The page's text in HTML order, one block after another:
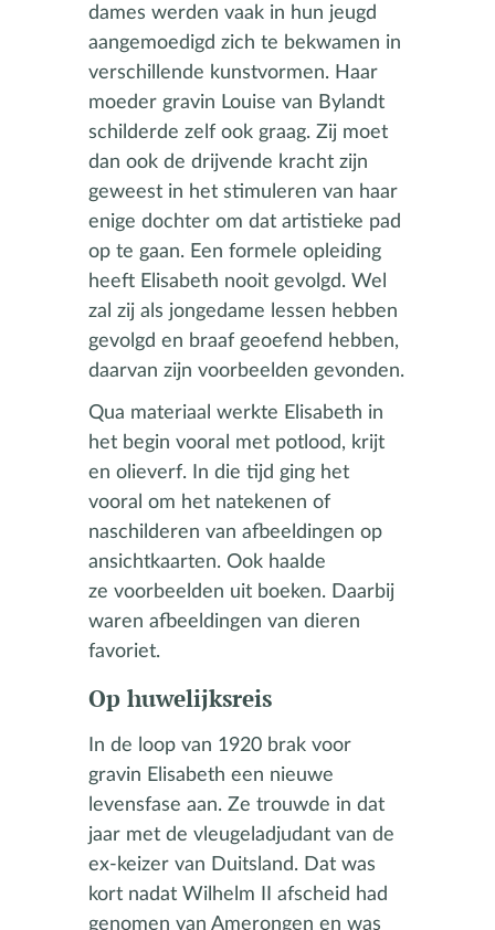
dames werden vaak in hun jeugd
aangemoedigd zich te bekwamen in
verschillende kunstvormen. Haar
moeder gravin Louise van Bylandt
schilderde zelf ook graag. Zij moet
dan ook de drijvende kracht zijn
geweest in het stimuleren van haar
enige dochter om dat artistieke pad
op te gaan. Een formele opleiding
heeft Elisabeth nooit gevolgd. Wel
zal zij als jongedame lessen hebben
gevolgd en braaf geoefend hebben,
daarvan zijn voorbeelden gevonden.
Qua materiaal werkte Elisabeth in
het begin vooral met potlood, krijt
en olieverf. In die tijd ging het
vooral om het natekenen of
naschilderen van afbeeldingen op
ansichtkaarten. Ook haalde
ze voorbeelden uit boeken. Daarbij
waren afbeeldingen van dieren
favoriet.
Op huwelijksreis
In de loop van 1920 brak voor
gravin Elisabeth een nieuwe
levensfase aan. Ze trouwde in dat
jaar met de vleugeladjudant van de
ex-keizer van Duitsland. Dat was
kort nadat Wilhelm II afscheid had
genomen van Amerongen en was